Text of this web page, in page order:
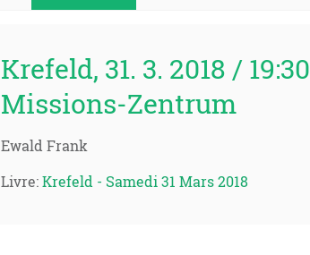
Krefeld, 31. 3. 2018 / 19:30
Missions-Zentrum
Ewald Frank
Livre:Krefeld - Samedi 31 Mars 2018